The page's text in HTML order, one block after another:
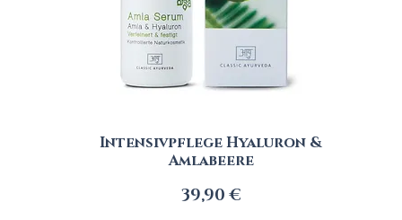
Intensivpflege Hyaluron &
Amlabeere
Preis
39,90 €